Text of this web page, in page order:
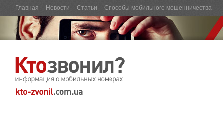
Главная Новости Статьи Способы мобильного мошенничества